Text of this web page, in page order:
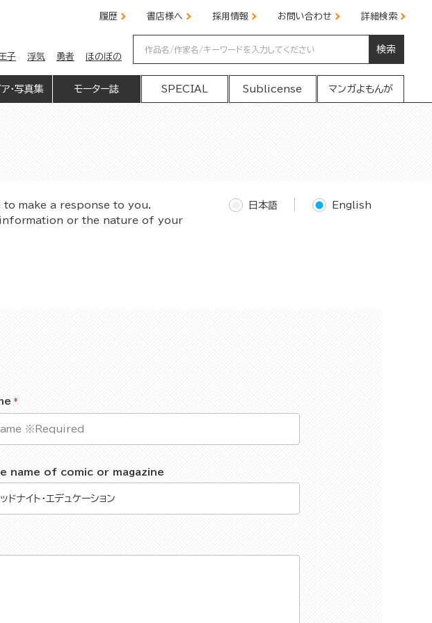
履歴 書店様へ 採用情報 お問い合わせ 詳細検索
子 浮気 勇者 ほのぼの
検索
・写真集 モーター誌 SPECIAL Sublicense マンガよもんが
make a response to you.
or the nature of your
日本語 English
name of comic or magazine